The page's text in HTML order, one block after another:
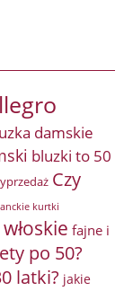
damskie
bluzki to 50
Czy
kurtki
fajne i
po 50?
latki? jakie